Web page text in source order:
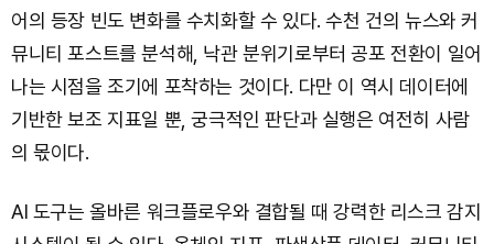
어의 등장 빈도 변화를 수치화할 수 있다. 수천 건의 뉴스와 커
뮤니티 포스트를 분석해, 낙관 분위기로부터 공포 전환이 일어
나는 시점을 조기에 포착하는 것이다. 다만 이 역시 데이터에
기반한 보조 지표일 뿐, 궁극적인 판단과 실행은 여전히 사람
의 몫이다.
AI 도구는 올바른 워크플로우와 결합될 때 강력한 리스크 감지